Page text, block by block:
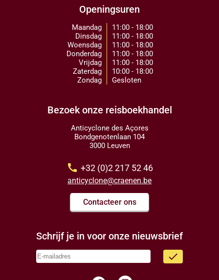
Openingsuren
Maandag
Dinsdag
Woensdag
Donderdag
Vrijdag
Zaterdag
Zondag
11:00 - 18:00
11:00 - 18:00
11:00 - 18:00
11:00 - 18:00
11:00 - 18:00
10:00 - 18:00
Gesloten
Bezoek onze reisboekhandel
Anticyclone des Açores
Bondgenotenlaan 104
3000 Leuven
call +32 (0)2 217 52 46
anticyclone@craenen.be
Contacteer ons
Schrijf je in voor onze nieuwsbrief
done